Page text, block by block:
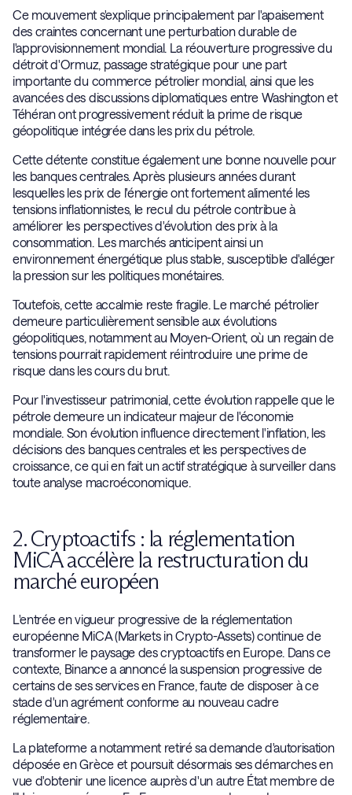
Ce mouvement s'explique principalement par l'apaisement
des craintes concernant une perturbation durable de
l'approvisionnement mondial. La réouverture progressive du
détroit d'Ormuz, passage stratégique pour une part
importante du commerce pétrolier mondial, ainsi que les
avancées des discussions diplomatiques entre Washington et
Téhéran ont progressivement réduit la prime de risque
géopolitique intégrée dans les prix du pétrole.
Cette détente constitue également une bonne nouvelle pour
les banques centrales. Après plusieurs années durant
lesquelles les prix de l'énergie ont fortement alimenté les
tensions inflationnistes, le recul du pétrole contribue à
améliorer les perspectives d'évolution des prix à la
consommation. Les marchés anticipent ainsi un
environnement énergétique plus stable, susceptible d'alléger
la pression sur les politiques monétaires.
Toutefois, cette accalmie reste fragile. Le marché pétrolier
demeure particulièrement sensible aux évolutions
géopolitiques, notamment au Moyen-Orient, où un regain de
tensions pourrait rapidement réintroduire une prime de
risque dans les cours du brut.
Pour l'investisseur patrimonial, cette évolution rappelle que le
pétrole demeure un indicateur majeur de l'économie
mondiale. Son évolution influence directement l'inflation, les
décisions des banques centrales et les perspectives de
croissance, ce qui en fait un actif stratégique à surveiller dans
toute analyse macroéconomique.
2. Cryptoactifs : la réglementation
MiCA accélère la restructuration du
marché européen
L'entrée en vigueur progressive de la réglementation
européenne MiCA (Markets in Crypto-Assets) continue de
transformer le paysage des cryptoactifs en Europe. Dans ce
contexte, Binance a annoncé la suspension progressive de
certains de ses services en France, faute de disposer à ce
stade d'un agrément conforme au nouveau cadre
réglementaire.
La plateforme a notamment retiré sa demande d'autorisation
déposée en Grèce et poursuit désormais ses démarches en
vue d'obtenir une licence auprès d'un autre État membre de